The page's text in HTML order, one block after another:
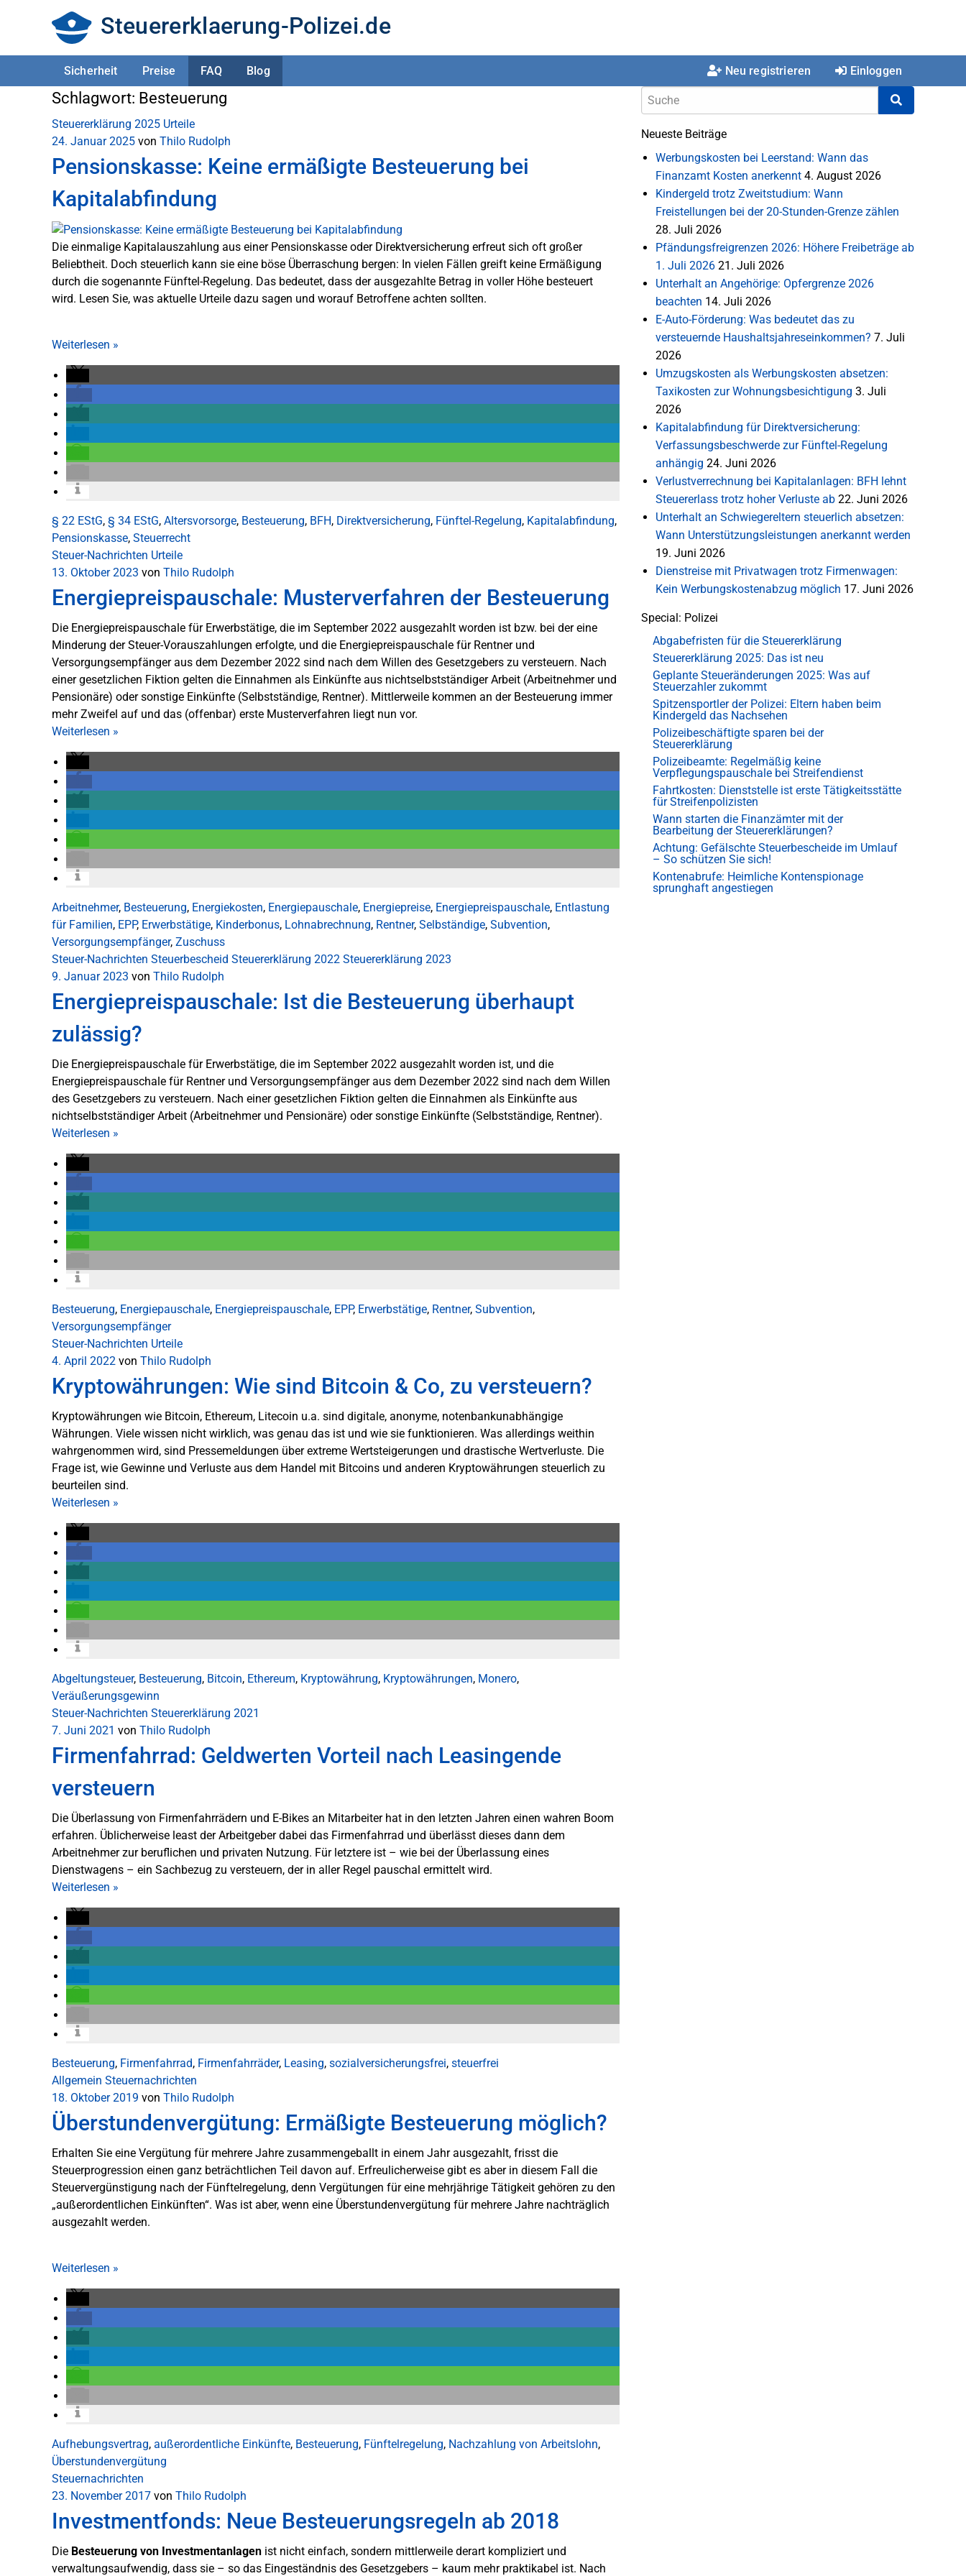
Steuererklaerung-Polizei.de
Sicherheit Preise FAQ Blog Neu registrieren Einloggen
Schlagwort: Besteuerung
Steuererklärung 2025 Urteile
24. Januar 2025 von Thilo Rudolph
Pensionskasse: Keine ermäßigte Besteuerung bei
Kapitalabfindung
Die einmalige Kapitalauszahlung aus einer Pensionskasse oder Direktversicherung erfreut sich oft großer
Beliebtheit. Doch steuerlich kann sie eine böse Überraschung bergen: In vielen Fällen greift keine Ermäßigung
durch die sogenannte Fünftel-Regelung. Das bedeutet, dass der ausgezahlte Betrag in voller Höhe besteuert
wird. Lesen Sie, was aktuelle Urteile dazu sagen und worauf Betroffene achten sollten.
Weiterlesen »
§ 22 EStG, § 34 EStG, Altersvorsorge, Besteuerung, BFH, Direktversicherung, Fünftel-Regelung, Kapitalabfindung,
Pensionskasse, Steuerrecht
Steuer-Nachrichten Urteile
13. Oktober 2023 von Thilo Rudolph
Energiepreispauschale: Musterverfahren der Besteuerung
Die Energiepreispauschale für Erwerbstätige, die im September 2022 ausgezahlt worden ist bzw. bei der eine
Minderung der Steuer-Vorauszahlungen erfolgte, und die Energiepreispauschale für Rentner und
Versorgungsempfänger aus dem Dezember 2022 sind nach dem Willen des Gesetzgebers zu versteuern. Nach
einer gesetzlichen Fiktion gelten die Einnahmen als Einkünfte aus nichtselbstständiger Arbeit (Arbeitnehmer und
Pensionäre) oder sonstige Einkünfte (Selbstständige, Rentner). Mittlerweile kommen an der Besteuerung immer
mehr Zweifel auf und das (offenbar) erste Musterverfahren liegt nun vor.
Weiterlesen »
Arbeitnehmer, Besteuerung, Energiekosten, Energiepauschale, Energiepreise, Energiepreispauschale, Entlastung
für Familien, EPP, Erwerbstätige, Kinderbonus, Lohnabrechnung, Rentner, Selbständige, Subvention,
Versorgungsempfänger, Zuschuss
Steuer-Nachrichten Steuerbescheid Steuererklärung 2022 Steuererklärung 2023
9. Januar 2023 von Thilo Rudolph
Energiepreispauschale: Ist die Besteuerung überhaupt
zulässig?
Die Energiepreispauschale für Erwerbstätige, die im September 2022 ausgezahlt worden ist, und die
Energiepreispauschale für Rentner und Versorgungsempfänger aus dem Dezember 2022 sind nach dem Willen
des Gesetzgebers zu versteuern. Nach einer gesetzlichen Fiktion gelten die Einnahmen als Einkünfte aus
nichtselbstständiger Arbeit (Arbeitnehmer und Pensionäre) oder sonstige Einkünfte (Selbstständige, Rentner).
Weiterlesen »
Besteuerung, Energiepauschale, Energiepreispauschale, EPP, Erwerbstätige, Rentner, Subvention,
Versorgungsempfänger
Steuer-Nachrichten Urteile
4. April 2022 von Thilo Rudolph
Kryptowährungen: Wie sind Bitcoin & Co, zu versteuern?
Kryptowährungen wie Bitcoin, Ethereum, Litecoin u.a. sind digitale, anonyme, notenbankunabhängige
Währungen. Viele wissen nicht wirklich, was genau das ist und wie sie funktionieren. Was allerdings weithin
wahrgenommen wird, sind Pressemeldungen über extreme Wertsteigerungen und drastische Wertverluste. Die
Frage ist, wie Gewinne und Verluste aus dem Handel mit Bitcoins und anderen Kryptowährungen steuerlich zu
beurteilen sind.
Weiterlesen »
Abgeltungsteuer, Besteuerung, Bitcoin, Ethereum, Kryptowährung, Kryptowährungen, Monero,
Veräußerungsgewinn
Steuer-Nachrichten Steuererklärung 2021
7. Juni 2021 von Thilo Rudolph
Firmenfahrrad: Geldwerten Vorteil nach Leasingende
versteuern
Die Überlassung von Firmenfahrrädern und E-Bikes an Mitarbeiter hat in den letzten Jahren einen wahren Boom
erfahren. Üblicherweise least der Arbeitgeber dabei das Firmenfahrrad und überlässt dieses dann dem
Arbeitnehmer zur beruflichen und privaten Nutzung. Für letztere ist – wie bei der Überlassung eines
Dienstwagens – ein Sachbezug zu versteuern, der in aller Regel pauschal ermittelt wird.
Weiterlesen »
Besteuerung, Firmenfahrrad, Firmenfahrräder, Leasing, sozialversicherungsfrei, steuerfrei
Allgemein Steuernachrichten
18. Oktober 2019 von Thilo Rudolph
Überstundenvergütung: Ermäßigte Besteuerung möglich?
Erhalten Sie eine Vergütung für mehrere Jahre zusammengeballt in einem Jahr ausgezahlt, frisst die
Steuerprogression einen ganz beträchtlichen Teil davon auf. Erfreulicherweise gibt es aber in diesem Fall die
Steuervergünstigung nach der Fünftelregelung, denn Vergütungen für eine mehrjährige Tätigkeit gehören zu den
„außerordentlichen Einkünften“. Was ist aber, wenn eine Überstundenvergütung für mehrere Jahre nachträglich
ausgezahlt werden.
Weiterlesen »
Aufhebungsvertrag, außerordentliche Einkünfte, Besteuerung, Fünftelregelung, Nachzahlung von Arbeitslohn,
Überstundenvergütung
Steuernachrichten
23. November 2017 von Thilo Rudolph
Investmentfonds: Neue Besteuerungsregeln ab 2018
Die Besteuerung von Investmentanlagen ist nicht einfach, sondern mittlerweile derart kompliziert und
verwaltungsaufwendig, dass sie – so das Eingeständnis des Gesetzgebers – kaum mehr praktikabel ist. Nach
Neueste Beiträge
Werbungskosten bei Leerstand: Wann das
Finanzamt Kosten anerkennt 4. August 2026
Kindergeld trotz Zweitstudium: Wann
Freistellungen bei der 20-Stunden-Grenze zählen
28. Juli 2026
Pfändungsfreigrenzen 2026: Höhere Freibeträge ab
1. Juli 2026 21. Juli 2026
Unterhalt an Angehörige: Opfergrenze 2026
beachten 14. Juli 2026
E-Auto-Förderung: Was bedeutet das zu
versteuernde Haushaltsjahreseinkommen? 7. Juli
2026
Umzugskosten als Werbungskosten absetzen:
Taxikosten zur Wohnungsbesichtigung 3. Juli
2026
Kapitalabfindung für Direktversicherung:
Verfassungsbeschwerde zur Fünftel-Regelung
anhängig 24. Juni 2026
Verlustverrechnung bei Kapitalanlagen: BFH lehnt
Steuererlass trotz hoher Verluste ab 22. Juni 2026
Unterhalt an Schwiegereltern steuerlich absetzen:
Wann Unterstützungsleistungen anerkannt werden
19. Juni 2026
Dienstreise mit Privatwagen trotz Firmenwagen:
Kein Werbungskostenabzug möglich 17. Juni 2026
Special: Polizei
Abgabefristen für die Steuererklärung
Steuererklärung 2025: Das ist neu
Geplante Steueränderungen 2025: Was auf
Steuerzahler zukommt
Spitzensportler der Polizei: Eltern haben beim
Kindergeld das Nachsehen
Polizeibeschäftigte sparen bei der
Steuererklärung
Polizeibeamte: Regelmäßig keine
Verpflegungspauschale bei Streifendienst
Fahrtkosten: Dienststelle ist erste Tätigkeitsstätte
für Streifenpolizisten
Wann starten die Finanzämter mit der
Bearbeitung der Steuererklärungen?
Achtung: Gefälschte Steuerbescheide im Umlauf
– So schützen Sie sich!
Kontenabrufe: Heimliche Kontenspionage
sprunghaft angestiegen